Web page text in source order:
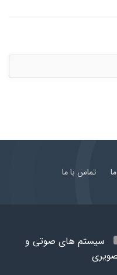
تماس با ما
سیستم های صوتی و